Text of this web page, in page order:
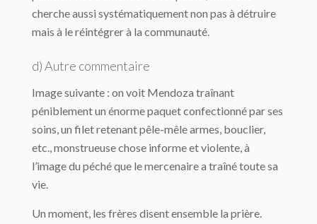
cherche aussi systématiquement non pas à détruire
mais à le réintégrer à la communauté.
d) Autre commentaire
Image suivante : on voit Mendoza traînant
péniblement un énorme paquet confectionné par ses
soins, un filet retenant pêle-mêle armes, bouclier,
etc., monstrueuse chose informe et violente, à
l’image du péché que le mercenaire a traîné toute sa
vie.
Un moment, les frères disent ensemble la prière.